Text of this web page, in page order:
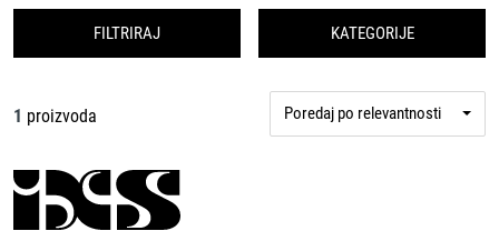
FILTRIRAJ KATEGORIJE
1 proizvoda Poredaj po relevantnosti